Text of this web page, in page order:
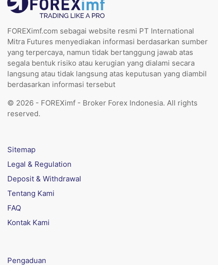
FOREXimf.com sebagai website resmi PT International
Mitra Futures menyediakan informasi berdasarkan sumber
yang terpercaya, namun tidak bertanggung jawab atas
segala bentuk risiko atau kerugian yang dialami secara
langsung atau tidak langsung atas keputusan yang diambil
berdasarkan informasi tersebut
© 2026 - FOREXimf - Broker Forex Indonesia. All rights
reserved.
Sitemap
Legal & Regulation
Deposit & Withdrawal
Tentang Kami
FAQ
Kontak Kami
Pengaduan